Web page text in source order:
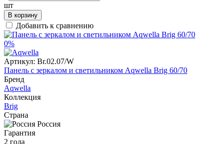
шт
В корзину
Добавить к сравнению
0%
Артикул: Br.02.07/W
Панель с зеркалом и светильником Aqwella Brig 60/70
Бренд
Aqwella
Коллекция
Brig
Страна
Россия
Гарантия
2 года